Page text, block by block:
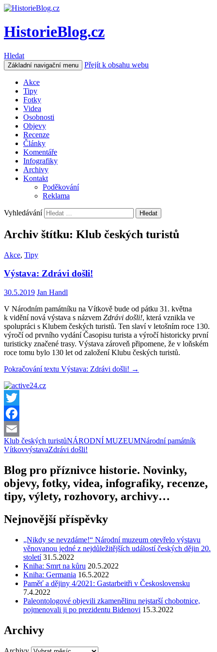
HistorieBlog.cz
Hledat
Základní navigační menu Přejít k obsahu webu
Akce
Tipy
Fotky
Videa
Osobnosti
Objevy
Recenze
Články
Komentáře
Infografiky
Archivy
Kontakt
Poděkování
Reklama
Vyhledávání
Archiv štítku: Klub českých turistů
Akce, Tipy
Výstava: Zdrávi došli!
30.5.2019 Jan Handl
V Národním památníku na Vítkově bude od pátku 31. května
k vidění nová výstava s názvem Zdrávi došli!, která vznikla ve
spolupráci s Klubem českých turistů. Ten slaví v letošním roce 130.
výročí od prvního vydání Časopisu turista a výročí historicky první
turisticky značené trasy. Výstava zároveň připomene, že v loňském
roce tomu bylo 130 let od založení Klubu českých turistů.
Pokračování textu Výstava: Zdrávi došli! →
Twitter
Facebook
Email
Klub českých turistůNÁRODNÍ MUZEUMNárodní památník
VítkovvýstavaZdrávi došli!
Blog pro příznivce historie. Novinky,
objevy, fotky, videa, infografiky, recenze,
tipy, výlety, rozhovory, archivy…
Nejnovější příspěvky
„Nikdy se nevzdáme!“ Národní muzeum otevřelo výstavu
věnovanou jedné z nejdůležitějších událostí českých dějin 20.
století 31.5.2022
Kniha: Smrt na kůru 20.5.2022
Kniha: Germania 16.5.2022
Paměť a dějiny 4/2021: Gastarbeitři v Československu
7.4.2022
Paleontologové objevili zkamenělinu nejstarší chobotnice,
pojmenovali ji po prezidentu Bidenovi 15.3.2022
Archivy